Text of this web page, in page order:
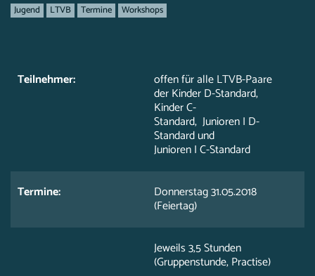
Jugend LTVB Termine Workshops
Teilnehmer: offen für alle LTVB-Paare
der Kinder D-Standard,
Kinder C-
Standard, Junioren I D-
Standard und
Junioren I C-Standard
Termine: Donnerstag 31.05.2018
(Feiertag)
Jeweils 3,5 Stunden
(Gruppenstunde, Practise)